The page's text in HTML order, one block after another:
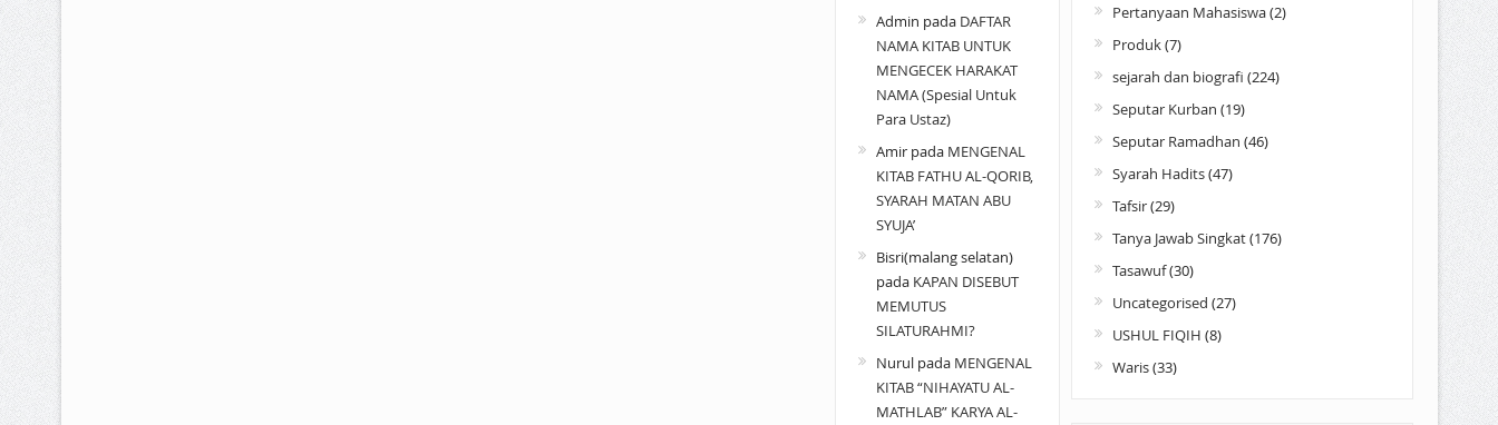
Admin pada DAFTAR
NAMA KITAB UNTUK
MENGECEK HARAKAT
NAMA (Spesial Untuk
Para Ustaz)
Amirpada MENGENAL
KITAB FATHU AL-QORIB,
SYARAH MATAN ABU
SYUJA’
Bisri(malang selatan)
pada KAPAN DISEBUT
MEMUTUS
SILATURAHMI?
Nurulpada MENGENAL
KITAB “NIHAYATU AL-
MATHLAB” KARYA AL-
Pertanyaan Mahasiswa(2)
Produk(7)
sejarah dan biografi (224)
Seputar Kurban (19)
Seputar Ramadhan (46)
Syarah Hadits(47)
Tafsir(29)
Tanya Jawab Singkat(176)
Tasawuf(30)
Uncategorised (27)
USHUL FIQIH (8)
Waris(33)